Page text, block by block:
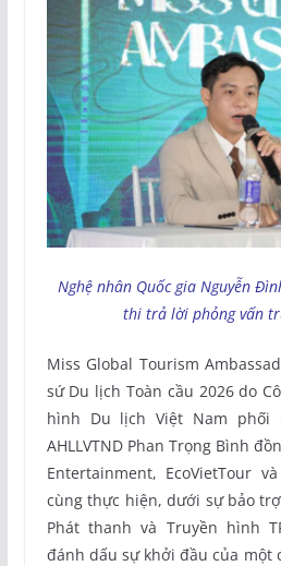
Nghệ nhân Quốc gia Nguyễn
thi trả lời phỏng vấn
Miss Global Tourism
sứ Du lịch Toàn cầu 2026 do
hình Du lịch Việt Nam phối
AHLLVTND Phan Trọng Bình
Entertainment, EcoVietTour
cùng thực hiện, dưới sự bảo
Phát thanh và Truyền hình
đánh dấu sự khởi đầu của một